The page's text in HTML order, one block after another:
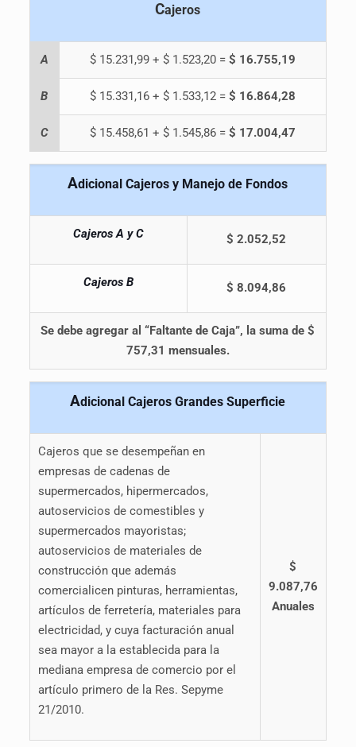
Cajeros
A $ 15.231,99 + $ 1.523,20 =$ 16.755,19
B $ 15.331,16 + $ 1.533,12 =$ 16.864,28
C $ 15.458,61 + $ 1.545,86 =$ 17.004,47
Adicional Cajeros y Manejo de Fondos
Cajeros A y C $ 2.052,52
Cajeros B $ 8.094,86
Se debe agregar al “Faltante de Caja”, la suma de $
757,31 mensuales.
Adicional Cajeros Grandes Superficie
Cajeros que se desempeñan en
empresas de cadenas de
supermercados, hipermercados,
autoservicios de comestibles y
supermercados mayoristas;
autoservicios de materiales de
construcción que además
comercialicen pinturas, herramientas,
artículos de ferretería, materiales para
electricidad, y cuya facturación anual
sea mayor a la establecida para la
mediana empresa de comercio por el
artículo primero de la Res. Sepyme
21/2010.
$
9.087,76
Anuales